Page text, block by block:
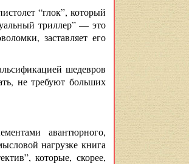
“глок”, который
триллер” — это
заставляет его
шедевров
не требуют больших
авантюрного,
нагрузке книга
которые, скорее,